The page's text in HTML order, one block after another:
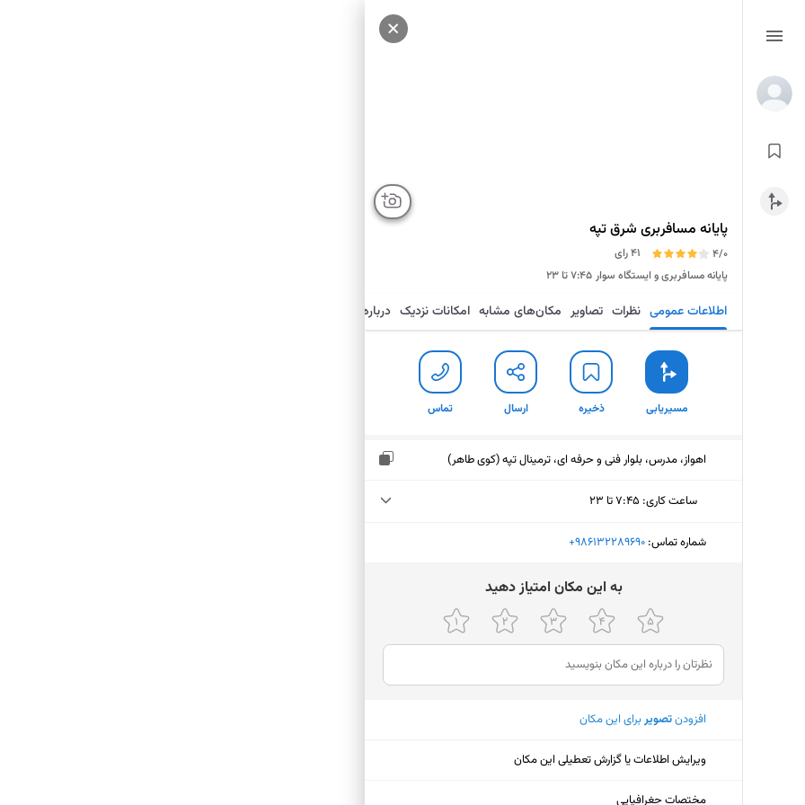
پایانه مسافربری شرق تپه
4/0
41 رای
پایانه مسافربری و ایستگاه سوار ۷:۴۵ تا ۲۳
اطلاعات عمومی نظرات تصاویر مکان‌های مشابه امکانات نزدیک درباره
مسیریابی ذخیره ارسال تماس
اهواز، مدرس، بلوار فنی و حرفه ای، ترمینال تپه (کوی طاهر)
ساعت کاری: ۷:۴۵ تا ۲۳
دوشنبه (امروز)
پنجشنبه
۷:۴۵ تا ۲۳
جمعه
۹ تا ۲۱
شنبه
یکشنبه
شماره تماس: ‎+986132289690
ﺑﻪ اﯾﻦ ﻣﮑﺎن اﻣﺘﯿﺎز دﻫﯿﺪ
افزودنتصویربرای این مکان
ویرایش اطلاعات یا گزارش تعطیلی این مکان
مختصات جغرافیایی